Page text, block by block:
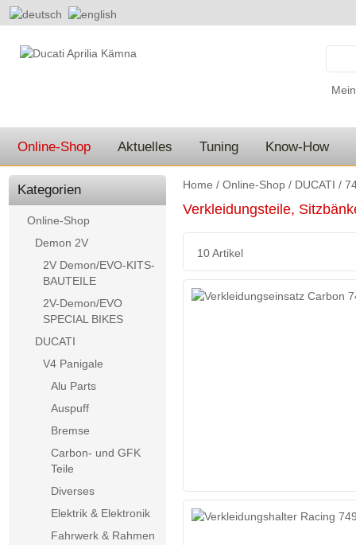
Online-Shop Aktuelles Tuning Know-How
Home / Online-Shop / DUCATI /
Verkleidungsteile,
10 Artikel
Kategorien
Online-Shop
Demon 2V
2V Demon/EVO-KITS-
BAUTEILE
2V-Demon/EVO
SPECIAL BIKES
DUCATI
V4 Panigale
Alu Parts
Auspuff
Bremse
Carbon- und GFK
Teile
Diverses
Elektrik & Elektronik
Fahrwerk & Rahmen